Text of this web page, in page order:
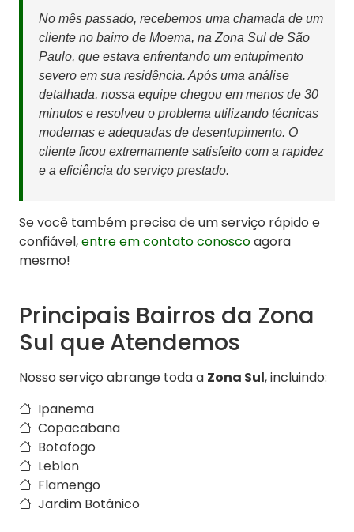
No mês passado, recebemos uma chamada de um
cliente no bairro de Moema, na Zona Sul de São
Paulo, que estava enfrentando um entupimento
severo em sua residência. Após uma análise
detalhada, nossa equipe chegou em menos de 30
minutos e resolveu o problema utilizando técnicas
modernas e adequadas de desentupimento. O
cliente ficou extremamente satisfeito com a rapidez
e a eficiência do serviço prestado.
Se você também precisa de um serviço rápido e
confiável,entre em contato conoscoagora
mesmo!
Principais Bairros da Zona
Sul que Atendemos
Nosso serviço abrange toda a Zona Sul, incluindo:
Ipanema
Copacabana
Botafogo
Leblon
Flamengo
Jardim Botânico